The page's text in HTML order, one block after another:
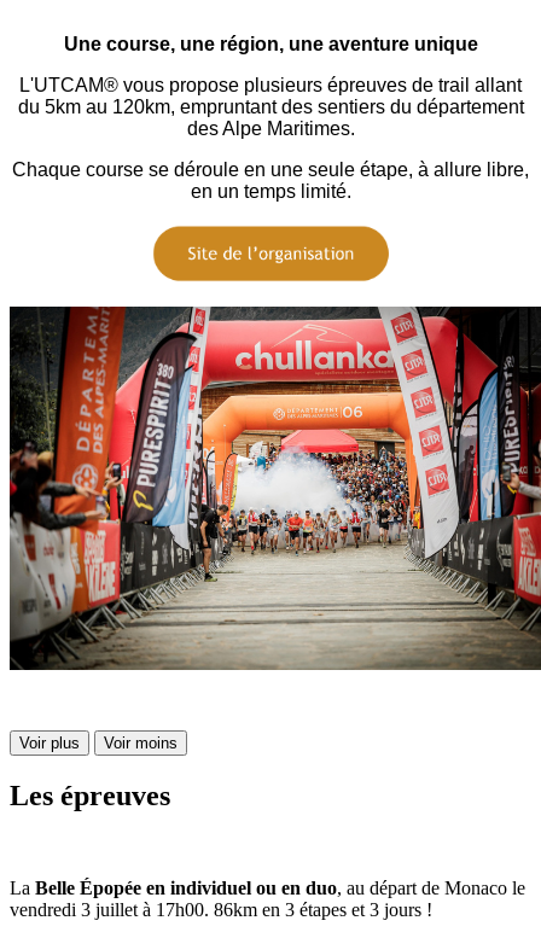
Une course, une région, une aventure unique
L'UTCAM® vous propose plusieurs épreuves de trail allant
du 5km au 120km, empruntant des sentiers du département
des Alpe Maritimes.
Chaque course se déroule en une seule étape, à allure libre,
en un temps limité.
Voir plus Voir moins
Les épreuves
La Belle Épopée en individuel ou en duo, au départ de Monaco le
vendredi 3 juillet à 17h00. 86km en 3 étapes et 3 jours !